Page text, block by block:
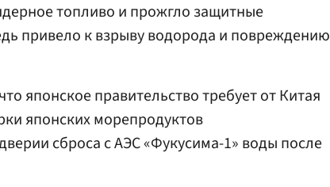
топливо и прожгло защитные
привело к взрыву водорода и повреждению
японское правительство требует от Китая
японских морепродуктов
сброса с АЭС «Фукусима-1» воды после